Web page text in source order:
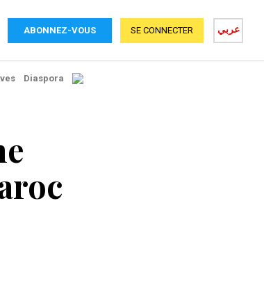
ABONNEZ-VOUS عربي SE CONNECTER
Diaspora